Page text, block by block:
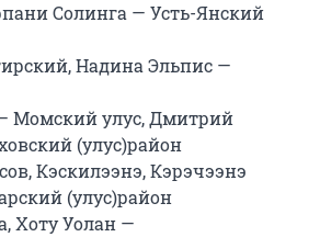
Солинга — Усть-Янский
Надина Эльпис —
Момский улус, Дмитрий
(улус)район
Кэскилээнэ, Кэрэчээнэ
(улус)район
Хоту Уолан —